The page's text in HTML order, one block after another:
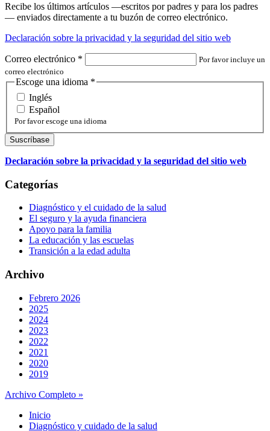
Suscríbete a nuestro boletín
— enviados directamente a tu buzón de correo electrónico.
Declaración sobre la privacidad y la seguridad del sitio web
Correo electrónico*
Por favor incluye un
correo electrónico
Escoge una idioma
Inglés
Español
Por favor escoge una idioma
Declaración sobre la privacidad y la seguridad del sitio web
Categorías
Diagnóstico y el cuidado de la salud
El seguro y la ayuda financiera
Apoyo para la familia
Transición a la edad adulta
Archivo
Febrero 2026
2025
2024
2023
2022
2021
2019
Archivo Completo »